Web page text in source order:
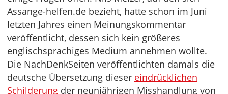
Assange-helfen.de bezieht, hatte schon im Juni
letzten Jahres einen Meinungskommentar
veröffentlicht, dessen sich kein größeres
englischsprachiges Medium annehmen wollte.
Die NachDenkSeiten veröffentlichten damals die
deutsche Übersetzung dieser eindrücklichen
Schilderung der neunjährigen Misshandlung von